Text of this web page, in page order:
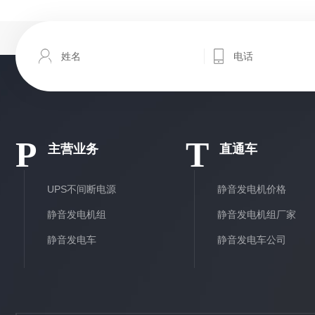
P 主营业务
UPS不间断电源
静音发电机组
静音发电车
T 直通车
静音发电机价格
静音发电机组厂家
静音发电车公司